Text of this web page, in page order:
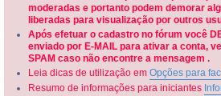
moderadas e portanto podem demorar
liberadas para visualização por outros
Após efetuar o cadastro no fórum você
enviado por E-MAIL para ativar a conta,
SPAM caso não encontre a mensagem .
Leia dicas de utilização em Opções para
Resumo de informações para iniciantes